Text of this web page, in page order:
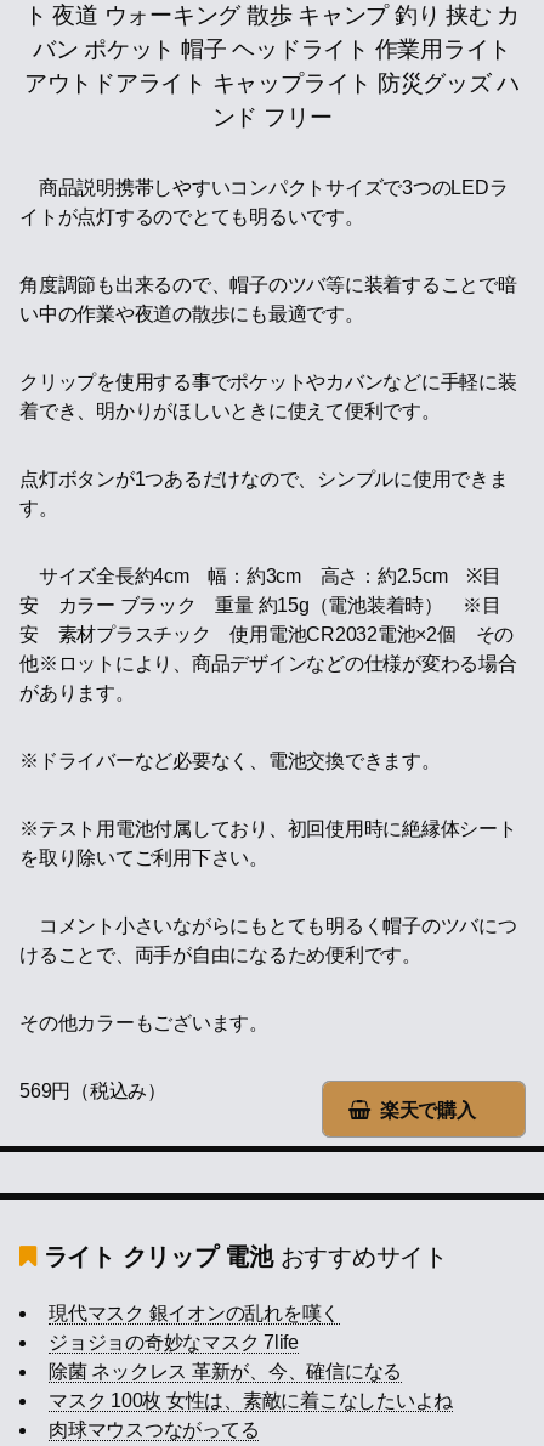
ト 夜道 ウォーキング 散歩 キャンプ 釣り 挟む カ
バン ポケット 帽子 ヘッドライト 作業用ライト
アウトドアライト キャップライト 防災グッズ ハ
ンド フリー
商品説明携帯しやすいコンパクトサイズで3つのLEDラ
イトが点灯するのでとても明るいです。
角度調節も出来るので、帽子のツバ等に装着することで暗
い中の作業や夜道の散歩にも最適です。
クリップを使用する事でポケットやカバンなどに手軽に装
着でき、明かりがほしいときに使えて便利です。
点灯ボタンが1つあるだけなので、シンプルに使用できま
す。
サイズ全長約4cm 幅：約3cm 高さ：約2.5cm ※目
安 カラー ブラック 重量 約15g（電池装着時） ※目
安 素材プラスチック 使用電池CR2032電池×2個 その
他※ロットにより、商品デザインなどの仕様が変わる場合
があります。
※ドライバーなど必要なく、電池交換できます。
※テスト用電池付属しており、初回使用時に絶縁体シート
を取り除いてご利用下さい。
コメント小さいながらにもとても明るく帽子のツバにつ
けることで、両手が自由になるため便利です。
その他カラーもございます。
楽天で購入
569円（税込み）
ライト クリップ 電池おすすめサイト
現代マスク 銀イオンの乱れを嘆く
ジョジョの奇妙なマスク 7life
除菌 ネックレス 革新が、今、確信になる
マスク 100枚 女性は、素敵に着こなしたいよね
肉球マウスつながってる